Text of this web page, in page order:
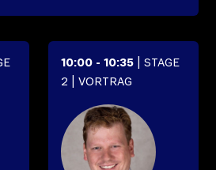
10:00 - 10:35 | STAGE
2 | VORTRAG